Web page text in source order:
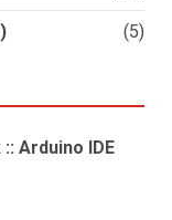
(5)
Arduino IDE